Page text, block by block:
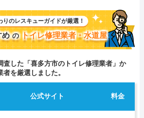
りのレスキューガイドが厳選！
め の トイレ修理業者・水道屋
査した「喜多方市のトイレ修理業者」か
を厳選しました。
公式サイト 料金